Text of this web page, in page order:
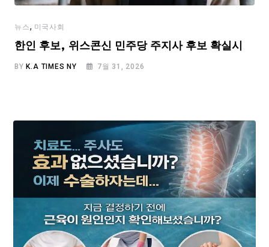
뉴스, 미국사회
한인 후보, 위스콘신 민주당 주지사 후보 확실시
BY K.A TIMES NY 7월 31, 2026